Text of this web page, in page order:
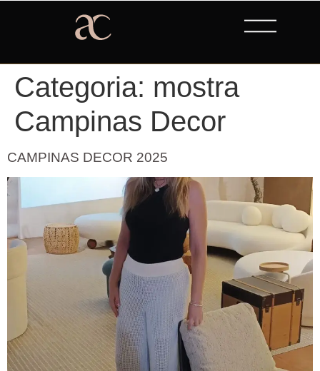
Categoria: mostra
Campinas Decor
CAMPINAS DECOR 2025